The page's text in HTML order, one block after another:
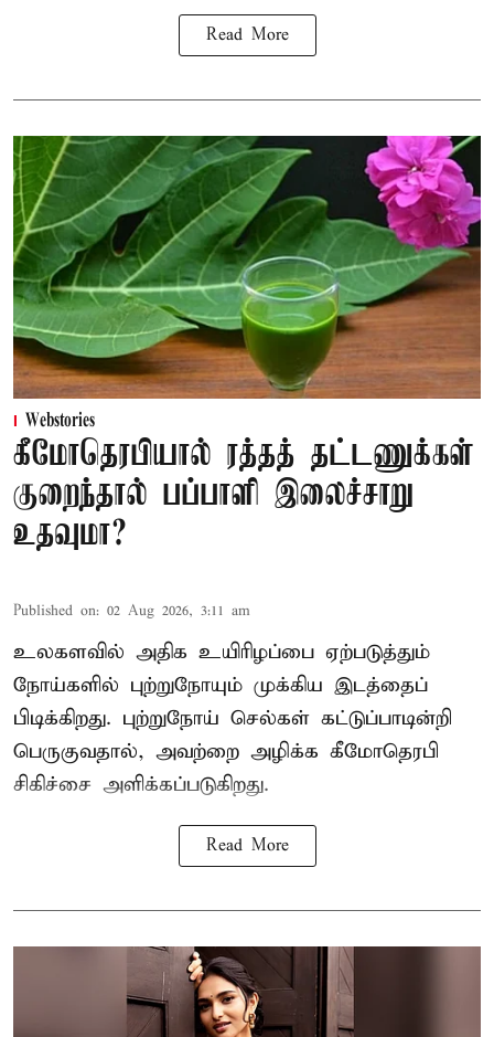
Read More
Webstories
கீமோதெரபியால் ரத்தத் தட்டணுக்கள்
குறைந்தால் பப்பாளி இலைச்சாறு
உதவுமா?
Published on: 02 Aug 2026, 3:11 am
உலகளவில் அதிக உயிரிழப்பை ஏற்படுத்தும்
நோய்களில் புற்றுநோயும் முக்கிய இடத்தைப்
பிடிக்கிறது. புற்றுநோய் செல்கள் கட்டுப்பாடின்றி
பெருகுவதால், அவற்றை அழிக்க கீமோதெரபி
சிகிச்சை அளிக்கப்படுகிறது.
Read More